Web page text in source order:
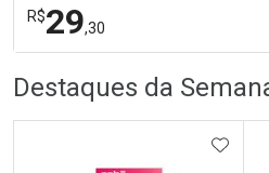
R$29,30
Laboratório
Por Menos
Destaques da